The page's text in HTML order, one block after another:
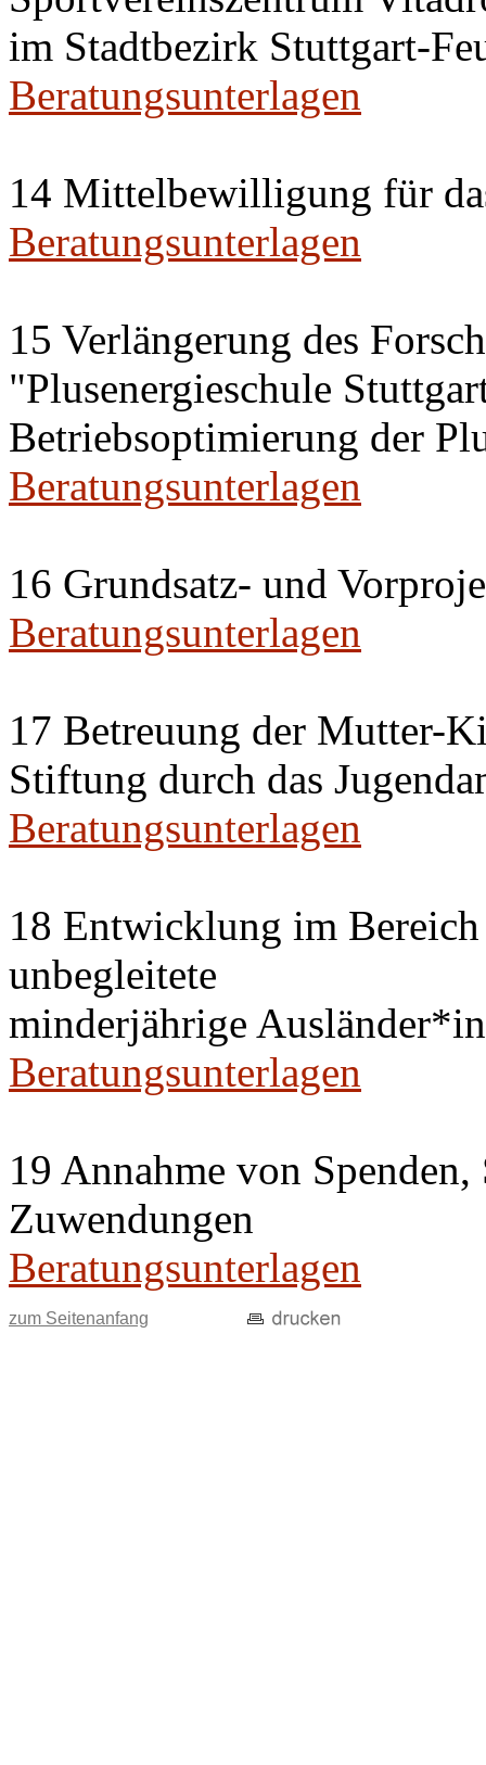
im Stadtbezirk Stuttgart-
Beratungsunterlagen
14 Mittelbewilligung für
Beratungsunterlagen
15 Verlängerung des
"Plusenergieschule
Betriebsoptimierung der
Beratungsunterlagen
16 Grundsatz- und
Beratungsunterlagen
17 Betreuung der Mutter-
Stiftung durch das
Beratungsunterlagen
18 Entwicklung im
unbegleitete
minderjährige
Beratungsunterlagen
19 Annahme von
Zuwendungen
Beratungsunterlagen
zum Seitenanfang